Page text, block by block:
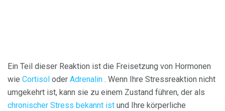
Ein Teil dieser Reaktion ist die Freisetzung von Hormonen
wie Cortisol oder Adrenalin . Wenn Ihre Stressreaktion nicht
umgekehrt ist, kann sie zu einem Zustand führen, der als
chronischer Stress bekannt ist und Ihre körperliche